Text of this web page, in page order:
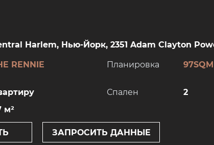
Harlem, Нью-Йорк, 2351 Adam Clayton
RENNIE Планировка 97SQM
Спален 2
м²
ЗАПРОСИТЬ ДАННЫЕ